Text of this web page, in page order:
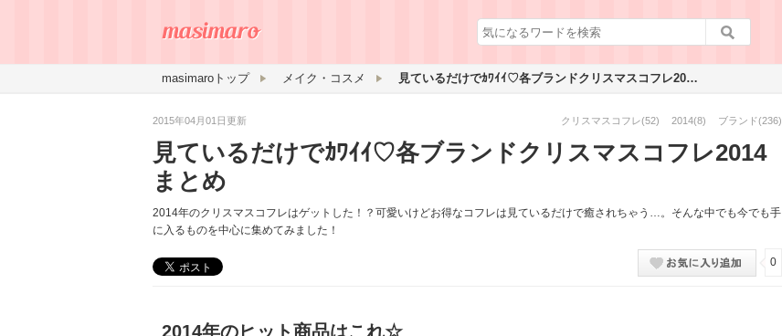
masimaroトップ メイク・コスメ 見ているだけでｶﾜｲｲ♡各ブランドクリスマスコフレ2014まとめ
2015年04月01日更新 クリスマスコフレ(52) 2014(8) ブランド(236)
見ているだけでｶﾜｲｲ♡各ブランドクリスマスコフレ2014
まとめ
2014年のクリスマスコフレはゲットした！？可愛いけどお得なコフレは見ているだけで癒されちゃう…。そんな中でも今でも手
に入るものを中心に集めてみました！
0
2014年のヒット商品はこれ☆